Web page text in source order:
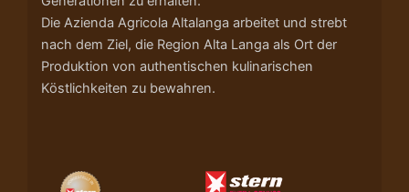
Die Azienda Agricola Altalanga arbeitet und strebt
nach dem Ziel, die Region Alta Langa als Ort der
Produktion von authentischen kulinarischen
Köstlichkeiten zu bewahren.